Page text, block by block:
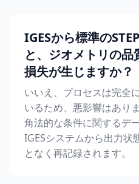
IGESから標準の
と、ジオメトリの
損失が生じますか？
いいえ、プロセスは完全
いるため、悪影響はあり
角法的な条件に関するデ
IGESシステムから出力状
となく再記録されます。